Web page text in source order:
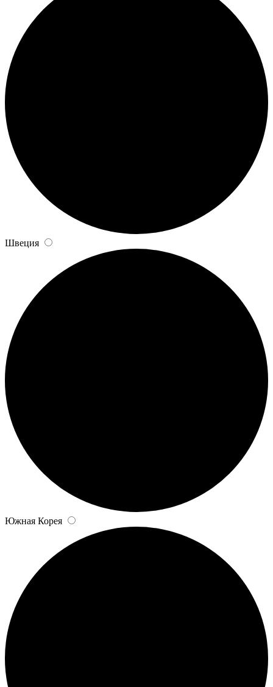
Швеция
Южная Корея